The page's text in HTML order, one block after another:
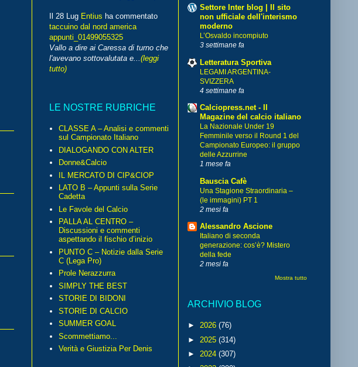
Il 28 Lug Entius ha commentato
taccuino dal nord america
appunti_01499055325
Vallo a dire ai Caressa di turno che
l'avevano sottovalutata e... (leggi
tutto)
LE NOSTRE RUBRICHE
CLASSE A – Analisi e commenti
sul Campionato Italiano
DIALOGANDO CON ALTER
Donne&Calcio
IL MERCATO DI CIP&CIOP
LATO B – Appunti sulla Serie
Cadetta
Le Favole del Calcio
PALLA AL CENTRO –
Discussioni e commenti
aspettando il fischio d’inizio
PUNTO C – Notizie dalla Serie
C (Lega Pro)
Prole Nerazzurra
SIMPLY THE BEST
STORIE DI BIDONI
STORIE DI CALCIO
SUMMER GOAL
Scommettiamo...
Verità e Giustizia Per Denis
Settore Inter blog | Il sito
non ufficiale dell'interismo
moderno
L’Osvaldo incompiuto
3 settimane fa
Letteratura Sportiva
LEGAMI ARGENTINA-
SVIZZERA
4 settimane fa
Calciopress.net - Il
Magazine del calcio italiano
La Nazionale Under 19
Femminile verso il Round 1 del
Campionato Europeo: il gruppo
delle Azzurrine
1 mese fa
Bauscia Cafè
Una Stagione Straordinaria –
(le immagini) PT 1
2 mesi fa
Alessandro Ascione
Italiano di seconda
generazione: cos’è? Mistero
della fede
2 mesi fa
Mostra tutto
ARCHIVIO BLOG
► 2026 (76)
► 2025 (314)
► 2024 (307)